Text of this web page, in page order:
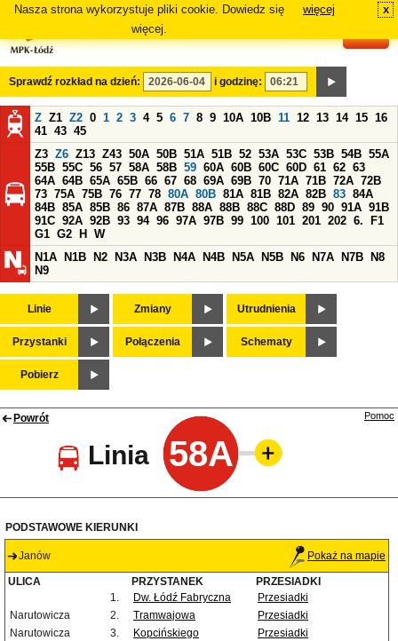
Nasza strona wykorzystuje pliki cookie. Dowiedz się
więcej.
więcej x
Sprawdź rozkład na dzień: i godzinę:
Z Z1 Z2 0 1 2 3 4 5 6 7 8 9 10A 10B 11 12 13 14 15 16
41 43 45
Z3 Z6 Z13 Z43 50A 50B 51A 51B 52 53A 53C 53B 54B 55A
55B 55C 56 57 58A 58B 59 60A 60B 60C 60D 61 62 63
64A 64B 65A 65B 66 67 68 69A 69B 70 71A 71B 72A 72B
73 75A 75B 76 77 78 80A 80B 81A 81B 82A 82B 83 84A
84B 85A 85B 86 87A 87B 88A 88B 88C 88D 89 90 91A 91B
91C 92A 92B 93 94 96 97A 97B 99 100 101 201 202 6.
F1
G1 G2 H
W
N1A
N1B N2 N3A N3B N4A N4B N5A N5B N6 N7A N7B
N8
N9
Linie Zmiany Utrudnienia
Przystanki Połączenia Schematy
Pobierz
Powrót
Linia 58A
Pomoc
PODSTAWOWE KIERUNKI
Janów Pokaż na mapie
ULICA PRZYSTANEK
PRZESIADKI
1.
Dw. Łódź Fabryczna
Przesiadki
Narutowicza
2. Tramwajowa
Przesiadki
Narutowicza
3. Kopcińskiego
Przesiadki